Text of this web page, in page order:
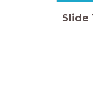
Slide